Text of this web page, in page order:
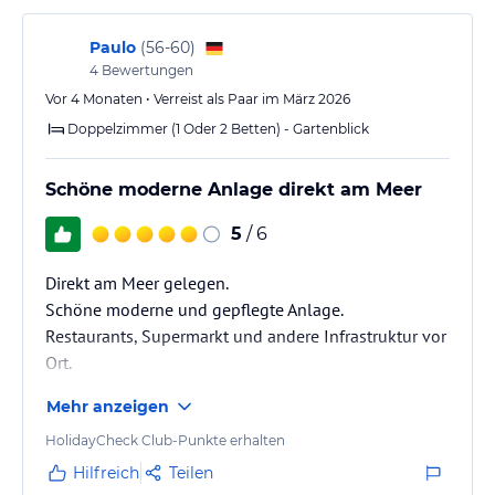
Lobby View - im Hauptgebäude mit Balkon und Blick auf die offene
Lobby mit Garten
Garden View - in einem der Nebengebäude mit Balkon oder
Terrasse und Blick auf den Garten
Boulevard Room - im Hauptgebäude mit Balkon und Blick auf den
Papagayo Beach Plaza
Terrasse mit seitlichem Meerblick
Ocean Front - in einem der Nebengebäude mit Balkon und
frontalem Meerblick
Gastronomie im Hotel
Kulinarisch verwöhnt werden Sie im hauseigenen Restaurant und
• Papagayo Beach Club (Frühstück wird hier serviert)
• Beach Bar im Papagayo Beach Club
Paulo (56-60)
4 Bewertungen
Vor 4 Monaten • Verreist als Paar im März 2026
Doppelzimmer (1 Oder 2 Betten) - Gartenblick
Schöne moderne Anlage direkt am Meer
5 / 6
Direkt am Meer gelegen.
Schöne moderne und gepflegte Anlage.
Restaurants, Supermarkt und andere Infrastruktur vor
Ort.
Mehr anzeigen
HolidayCheck Club-Punkte erhalten
Hilfreich Teilen